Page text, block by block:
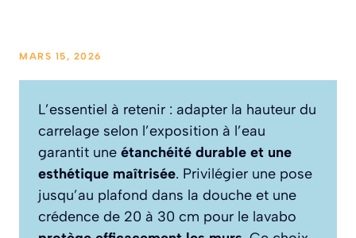
MARS 15, 2026
L’essentiel à retenir : adapter la hauteur du
carrelage selon l’exposition à l’eau
garantit une étanchéité durable et une
esthétique maîtrisée. Privilégier une pose
jusqu’au plafond dans la douche et une
crédence de 20 à 30 cm pour le lavabo